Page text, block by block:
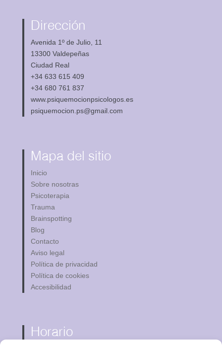
Dirección
Avenida 1º de Julio, 11
13300 Valdepeñas
Ciudad Real
+34 633 615 409
+34 680 761 837
www.psiquemocionpsicologos.es
psiquemocion.ps@gmail.com
Mapa del sitio
Inicio
Sobre nosotras
Psicoterapia
Trauma
Brainspotting
Blog
Contacto
Aviso legal
Política de privacidad
Política de cookies
Accesibilidad
Horario